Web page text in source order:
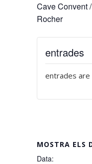
Cave Convent
Rocher
MOSTRA ELS
Data:
entrades
entrades are